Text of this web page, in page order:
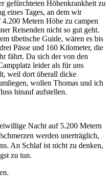
gefürchteten Höhenkrankheit zu
eines Tages, an dem wir
Metern Höhe zu campen
Reisenden nicht so gut geht.
tibetische Guide, wären es bis
Pässe und 160 Kilometer, die
fährt. Da sich der von den
leider als für uns
weil dort überall dicke
wollen Thomas und ich
hinauf aufstellen.
Nacht auf 5.200 Metern
werden unerträglich,
An Schlaf ist nicht zu denken,
zu tun.